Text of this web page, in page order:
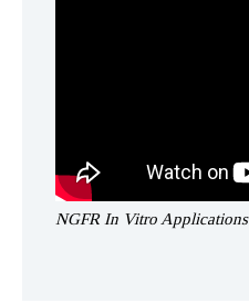
NGFR In Vitro Applications